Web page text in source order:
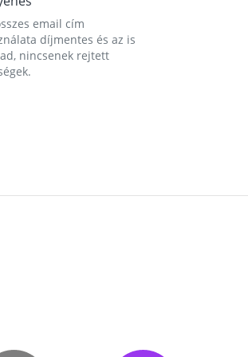
email cím
díjmentes és az is
nincsenek rejtett